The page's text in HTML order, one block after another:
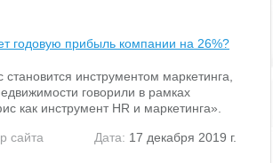
годовую прибыль компании на 26%?
инструментом маркетинга,
говорили в рамках
как инструмент HR и маркетинга».
сайта Дата: 17 декабря 2019 г.